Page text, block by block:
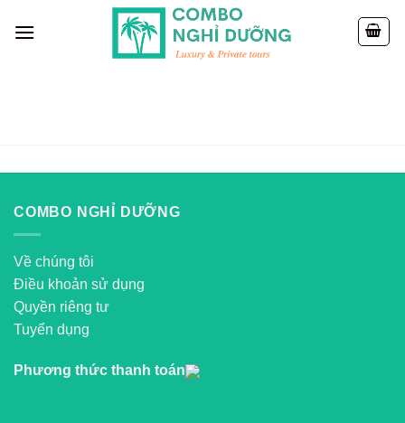
COMBO NGHỈ DƯỠNG
Về chúng tôi
Điều khoản sử dụng
Quyền riêng tư
Tuyển dụng
Phương thức thanh toán